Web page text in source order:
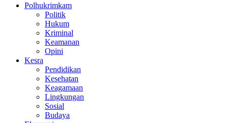
Polhukrimkam
Politik
Hukum
Kriminal
Keamanan
Opini
Kesra
Pendidikan
Kesehatan
Keagamaan
Lingkungan
Sosial
Budaya